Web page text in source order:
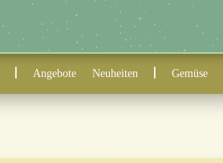
Angebote Neuheiten Gemüse